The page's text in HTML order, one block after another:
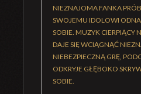
NIEZNAJOMA FANKA
SWOJEMU IDOLOWI
SOBIE. MUZYK CIERPIĄCY
DAJE SIĘ WCIĄGNĄĆ
NIEBEZPIECZNĄ GRĘ,
ODKRYJE GŁĘBOKO
SOBIE.